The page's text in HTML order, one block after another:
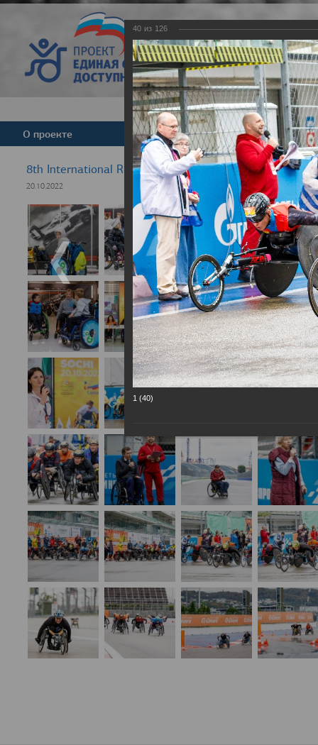
Версия для
О проекте Команда Новости
8th International Rezept-Sport Wheelchair Half
20.10.2022
40 из 126
1 (40)